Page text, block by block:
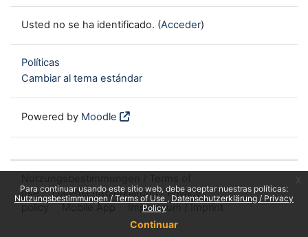
Para continuar usando este sitio web, debe aceptar nuestras políticas:
Nutzungsbestimmungen / Terms of Use
Datenschutzerklärung / Privacy
Policy
Continuar
Usted no se ha identificado. (Acceder)
Políticas
Cambiar al tema estándar
Powered by Moodle
use
Datenschutzerklärung / Privacy
policy
Mobile App Impressum / Imprint